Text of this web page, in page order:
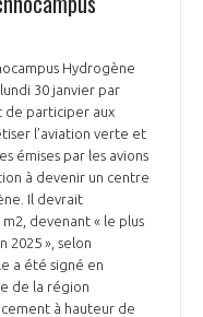
Hydrogène
30 janvier par
de participer aux
l’aviation verte et
émises par les avions
à devenir un centre
Il devrait
devenant « le plus
2025 », selon
a été signé en
de la région
à hauteur de